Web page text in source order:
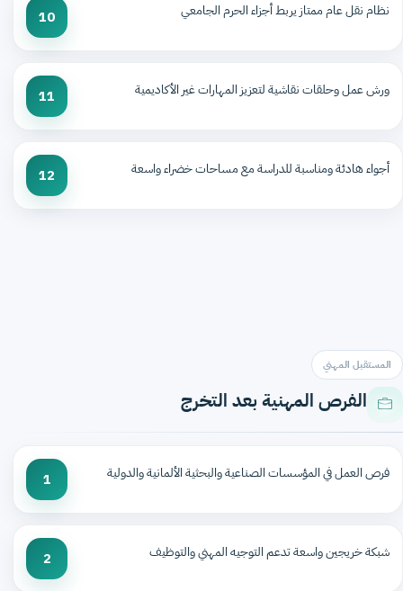
نظام نقل عام ممتاز يربط أجزاء الحرم الجامعي 10
ورش عمل وحلقات نقاشية لتعزيز المهارات غير الأكاديمية 11
أجواء هادئة ومناسبة للدراسة مع مساحات خضراء واسعة 12
المستقبل المهني
الفرص المهنية بعد التخرج
فرص العمل في المؤسسات الصناعية والبحثية الألمانية والدولية 1
شبكة خريجين واسعة تدعم التوجيه المهني والتوظيف 2